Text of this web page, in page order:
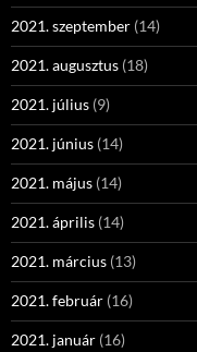
2021. szeptember (14)
2021. augusztus (18)
2021. július (9)
2021. június (14)
2021. május (14)
2021. április (14)
2021. március (13)
2021. február (16)
2021. január (16)